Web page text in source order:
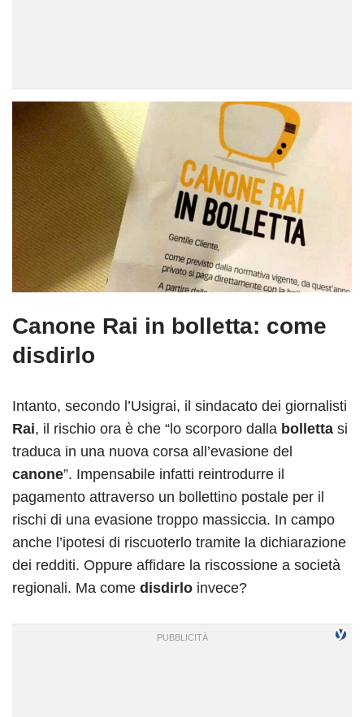
Canone Rai in bolletta: come
disdirlo
Intanto, secondo l’Usigrai, il sindacato dei giornalisti
Rai, il rischio ora è che “lo scorporo dalla bolletta si
traduca in una nuova corsa all’evasione del
canone”. Impensabile infatti reintrodurre il
pagamento attraverso un bollettino postale per il
rischi di una evasione troppo massiccia. In campo
anche l’ipotesi di riscuoterlo tramite la dichiarazione
dei redditi. Oppure affidare la riscossione a società
regionali. Ma come disdirlo invece?